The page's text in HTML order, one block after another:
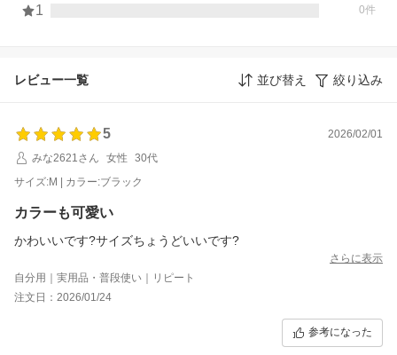
1 0件
レビュー一覧 並び替え 絞り込み
5
2026/02/01
みな2621さん
女性
30代
サイズ:M | カラー:ブラック
カラーも可愛い
かわいいです?サイズちょうどいいです?
さらに表示
自分用｜実用品・普段使い｜リピート
注文日：2026/01/24
参考になった